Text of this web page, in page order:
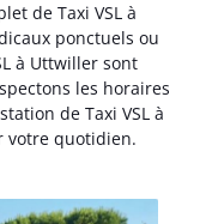
de Taxi VSL à
ponctuels ou
à Uttwiller sont
les horaires
de Taxi VSL à
votre quotidien.